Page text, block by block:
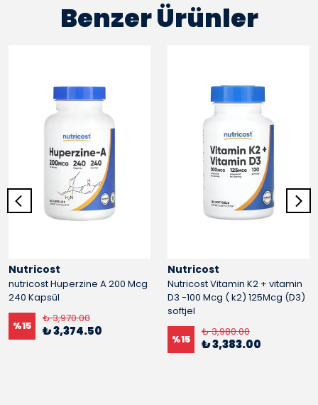
Benzer Ürünler
Nutricost
nutricost Huperzine A 200 Mcg
240 Kapsül
%15
₺ 3,970.00
₺ 3,374.50
Nutricost
Nutricost Vitamin K2 + vitamin
D3 -100 Mcg ( k2) 125Mcg (D3)
softjel
%15
₺ 3,980.00
₺ 3,383.00